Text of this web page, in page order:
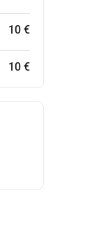
10 €
10 €